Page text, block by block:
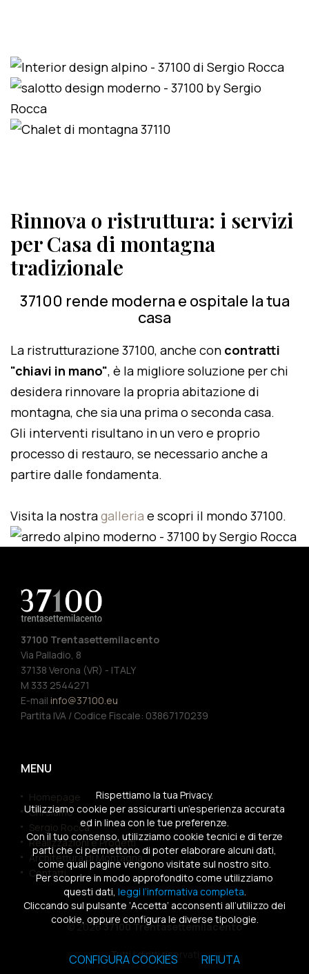
Rinnova o ristruttura: i servizi
per Casa di montagna
tradizionale
37100 rende moderna e ospitale la tua
casa
La ristrutturazione 37100, anche con contratti
"chiavi in mano", è la migliore soluzione per chi
desidera rinnovare la propria abitazione di
montagna, che sia una prima o seconda casa.
Gli interventi risultano in un vero e proprio
processo di restauro, se necessario anche a
partire dalle fondamenta.
Visita la nostragalleria e scopri il mondo 37100.
37100 Trentasettemilacento
Via Palladio, 8
37138 Verona (VR) - ITALY
M 333 2544271
E-mail info@37100.eu
Partita IVA / Codice Fiscale: 03867170239
MENU
Homepage
Chi siamo
Sergio Rocca
Realizzazioni e Progetti
Architettura di Montagna
Contatti
© 202637100 Trentasettemilacento
Tutti i diritti riservati
Rispettiamo la tua Privacy.
Utilizziamo cookie per assicurarti un’esperienza accurata
ed in linea con le tue preferenze.
Con il tuo consenso, utilizziamo cookie tecnici e di terze
parti che ci permettono di poter elaborare alcuni dati,
come quali pagine vengono visitate sul nostro sito.
Per scoprire in modo approfondito come utilizziamo
questi dati, leggi l’informativa completa.
Cliccando sul pulsante ‘Accetta’ acconsenti all’utilizzo dei
cookie, oppure configura le diverse tipologie.
CONFIGURA COOKIES RIFIUTA